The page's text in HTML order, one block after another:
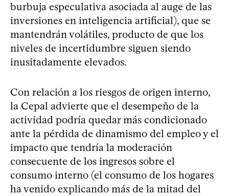
burbuja especulativa asociada al auge de las
inversiones en inteligencia artificial), que se
mantendrán volátiles, producto de que los
niveles de incertidumbre siguen siendo
inusitadamente elevados.
Con relación a los riesgos de origen interno,
la Cepal advierte que el desempeño de la
actividad podría quedar más condicionado
ante la pérdida de dinamismo del empleo y el
impacto que tendría la moderación
consecuente de los ingresos sobre el
consumo interno (el consumo de los hogares
ha venido explicando más de la mitad del